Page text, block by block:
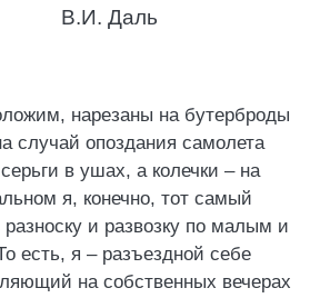
В.И. Даль
нарезаны на бутерброды
случай опоздания самолета
в ушах, а колечки – на
я, конечно, тот самый
и развозку по малым и
есть, я – разъездной себе
на собственных вечерах